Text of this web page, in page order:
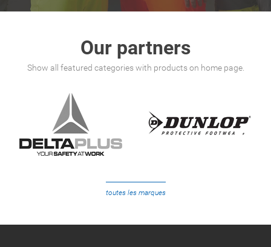
Our partners
Show all featured categories with products on home page.
toutes les marques